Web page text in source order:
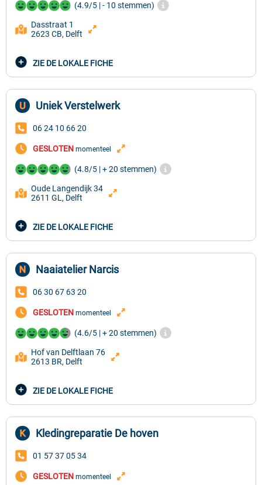
(4.9/5 | - 10 stemmen)
Dasstraat 1
2623 CB, Delft
ZIE DE LOKALE FICHE
Uniek Verstelwerk
06 24 10 66 20
GESLOTEN momenteel
(4.8/5 | + 20 stemmen)
Oude Langendijk 34
2611 GL, Delft
ZIE DE LOKALE FICHE
Naaiatelier Narcis
06 30 67 63 20
GESLOTEN momenteel
(4.6/5 | + 20 stemmen)
Hof van Delftlaan 76
2613 BR, Delft
ZIE DE LOKALE FICHE
Kledingreparatie De hoven
01 57 37 05 34
GESLOTEN momenteel